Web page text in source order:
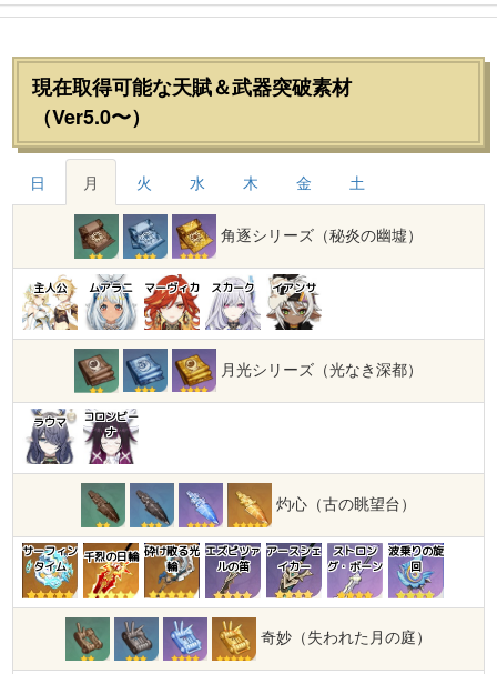
現在取得可能な天賦＆武器突破素材
（Ver5.0〜）
日 月 火 水 木 金 土
角逐シリーズ（秘炎の幽墟）
主人公 ムアラニ マーヴィカ スカーク イアンサ
月光シリーズ（光なき深都）
ラウマ
コロンビー
ナ
灼心（古の眺望台）
サーフィン
タイム
千烈の日輪 砕け散る光
輪
エズピツァ
ルの笛
アースシェ
イカー
ストロン
グ・ボーン
波乗りの旋
回
奇妙（失われた月の庭）